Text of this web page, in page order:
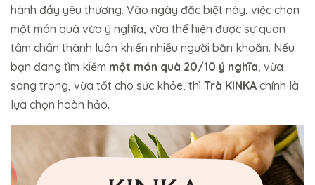
hành đầy yêu thương. Vào ngày đặc biệt này, việc chọn
một món quà vừa ý nghĩa, vừa thể hiện được sự quan
tâm chân thành luôn khiến nhiều người băn khoăn. Nếu
bạn đang tìm kiếm một món quà 20/10 ý nghĩa, vừa
sang trọng, vừa tốt cho sức khỏe, thì Trà KINKA chính là
lựa chọn hoàn hảo.